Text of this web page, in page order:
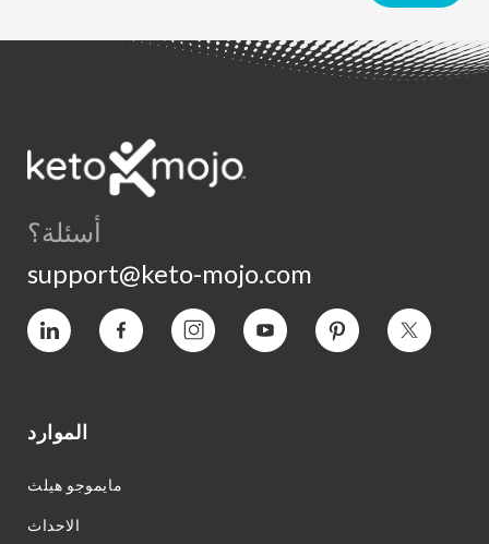
أسئلة؟
support@keto-mojo.com
فيميو فيسبوك انستغرام يوتيوب بينتيريست التغريد
الموارد
مايموجو هيلث
الاحداث